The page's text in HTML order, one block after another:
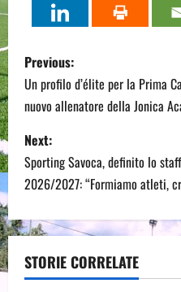
P
o
s
t
n
a
v
Previous:
Un profilo d’élite per la Prima
nuovo allenatore della Jonica
Next:
Sporting Savoca, definito lo
2026/2027: “Formiamo atleti,
STORIE CORRELATE